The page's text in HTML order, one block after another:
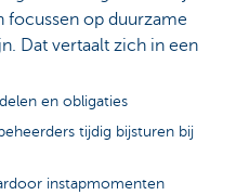
focussen op duurzame
Dat vertaalt zich in een
en obligaties
tijdig bijsturen bij
instapmomenten